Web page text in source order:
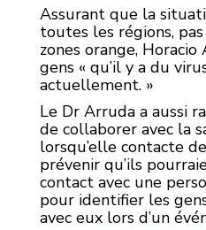
Assurant que la
toutes les régions,
zones orange,
gens « qu’il y a du
actuellement. »
Le Dr Arruda a aussi
de collaborer avec la
lorsqu’elle contacte
prévenir qu’ils
contact avec une
pour identifier les
avec eux lors d’un